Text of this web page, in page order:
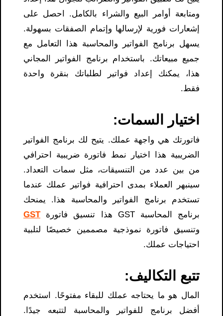
ومتابعة أوامر البيع والشراء بالكامل. احصل على
إشعارات فورية لإرسالها وإتمام الصفقات بسهولة.
يسهل برنامج الفواتير والمحاسبة هذا التعامل مع
جميع مبيعاتك. باستخدام برنامج الفواتير المجاني
هذا، يمكنك إعداد فواتير لطلباتك بنقرة واحدة
فقط.
اختيار السمات:
فاتورتك هي واجهة عملك. يتيح لك برنامج الفواتير
الضريبية هذا اختيار نمط فاتورة ضريبية احترافي
من بين عدد من التنسيقات، مثل سمات التعداد.
سينبهر العملاء بمدى احترافية فواتير عملك عندما
تستخدم برنامج الفواتير والمحاسبة هذا. يمنحك
برنامج المحاسبة GST هذا تنسيق فاتورة
GST
وتنسيق فاتورة نموذجية مصممين خصيصًا لتلبية
احتياجات عملك.
تتبع التكاليف:
المال هو ما يحتاجه عملك للبقاء مفتوحًا. استخدم
أفضل برنامج للفواتير والمحاسبة لتتبعه جيدًا.